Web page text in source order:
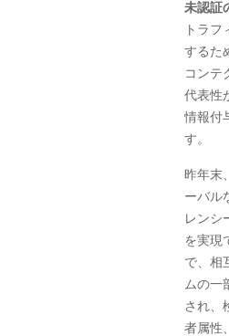
未認証
トラ
するた
コンテ
代表性
情報付
す。
昨年末
ーバル
レンシ
を実現
で、相
ムの一
され、
者属性